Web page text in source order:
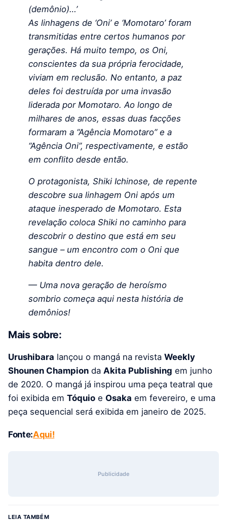
(demônio)…’
As linhagens de ‘Oni’ e ‘Momotaro’ foram
transmitidas entre certos humanos por
gerações. Há muito tempo, os Oni,
conscientes da sua própria ferocidade,
viviam em reclusão. No entanto, a paz
deles foi destruída por uma invasão
liderada por Momotaro. Ao longo de
milhares de anos, essas duas facções
formaram a “Agência Momotaro” e a
“Agência Oni”, respectivamente, e estão
em conflito desde então.
O protagonista, Shiki Ichinose, de repente
descobre sua linhagem Oni após um
ataque inesperado de Momotaro. Esta
revelação coloca Shiki no caminho para
descobrir o destino que está em seu
sangue – um encontro com o Oni que
habita dentro dele.
— Uma nova geração de heroísmo
sombrio começa aqui nesta história de
demônios!
Mais sobre:
Urushibara lançou o mangá na revista Weekly
Shounen Champion da Akita Publishing em junho
de 2020. O mangá já inspirou uma peça teatral que
foi exibida em Tóquio e Osaka em fevereiro, e uma
peça sequencial será exibida em janeiro de 2025.
Fonte:Aqui!
Publicidade
LEIA TAMBÉM